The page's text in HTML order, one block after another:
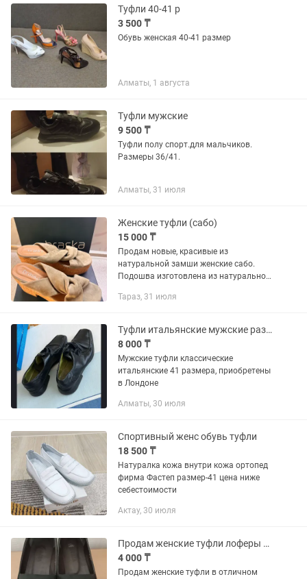
Туфли 40-41 р
3 500 ₸
Обувь женская 40-41 размер
Алматы, 1 августа
Туфли мужские
9 500 ₸
Туфли полу спорт.для мальчиков.
Размеры 36/41.
Алматы, 31 июля
Женские туфли (сабо)
15 000 ₸
Продам новые, красивые из
натуральной замши женские сабо.
Подошва изготовлена из натуральной
подходит на 40 размер ноги. Высота
Тараз, 31 июля
Туфли итальянские мужские размер 41
8 000 ₸
Мужские туфли классические
итальянские 41 размера, приобретены
в Лондоне
Алматы, 30 июля
Спортивный женс обувь туфли
18 500 ₸
Натуралка кожа внутри кожа ортопед
фирма Фастеп размер-41 цена ниже
себестоимости
Актау, 30 июля
Продам женские туфли лоферы 41 размер
4 000 ₸
Продам женские туфли в отличном